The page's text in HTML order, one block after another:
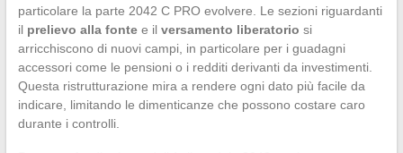
particolare la parte 2042 C PRO evolvere. Le sezioni riguardanti
il prelievo alla fontee il versamento liberatorio si
arricchiscono di nuovi campi, in particolare per i guadagni
accessori come le pensioni o i redditi derivanti da investimenti.
Questa ristrutturazione mira a rendere ogni dato più facile da
indicare, limitando le dimenticanze che possono costare caro
durante i controlli.